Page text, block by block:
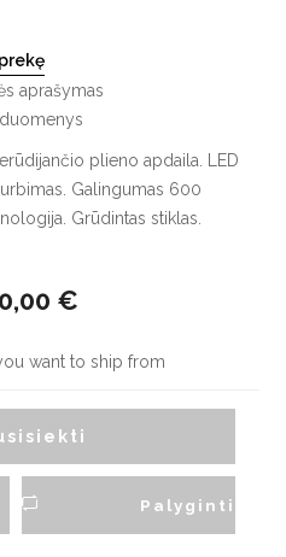
aprašymas
plieno apdaila. LED
Galingumas 600
Grūdintas stiklas.
€
want to ship from
Palyginti